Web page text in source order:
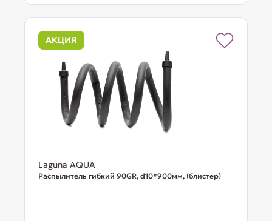
АКЦИЯ
Laguna AQUA
Распылитель гибкий 90GR, d10*900мм, (блистер)